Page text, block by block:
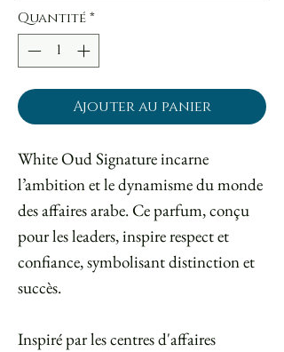
Quantité*
Ajouter au panier
White Oud Signature incarne
l’ambition et le dynamisme du monde
des affaires arabe. Ce parfum, conçu
pour les leaders, inspire respect et
confiance, symbolisant distinction et
succès.
Inspiré par les centres d'affaires